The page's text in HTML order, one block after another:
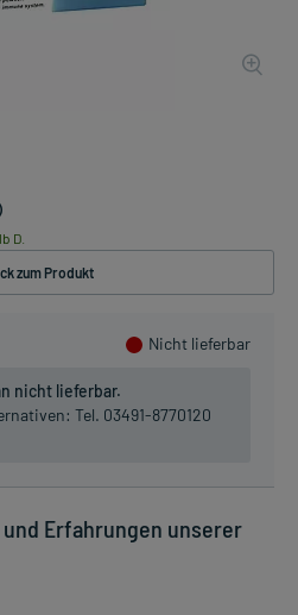
D.
zum Produkt
Nicht lieferbar
nicht lieferbar.
Tel. 03491-8770120
Erfahrungen unserer